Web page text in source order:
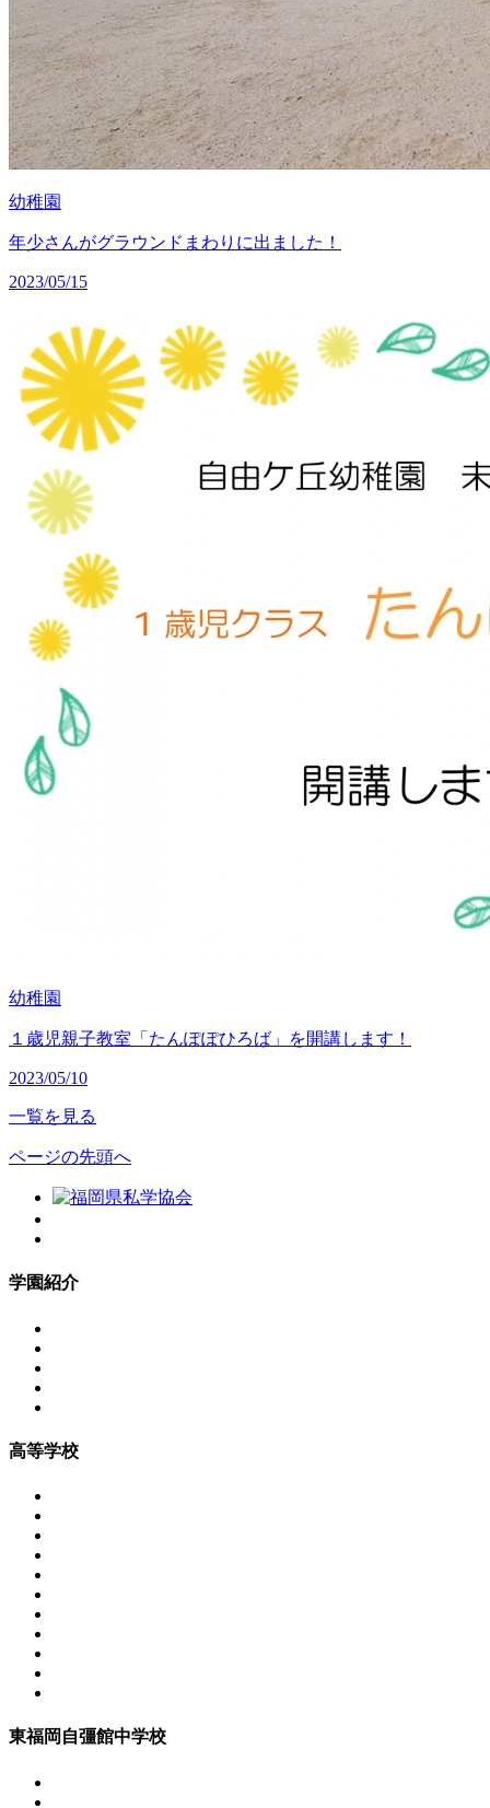
幼稚園
年少さんがグラウンドまわりに出ました！
2023/05/15
幼稚園
１歳児親子教室「たんぽぽひろば」を開講します！
2023/05/10
一覧を見る
ページの先頭へ
学園紹介
高等学校
東福岡自彊館中学校